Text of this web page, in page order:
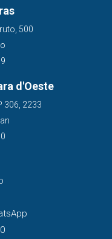
500
d'Oeste
306, 2233